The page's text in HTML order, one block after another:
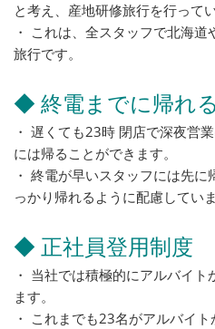
と考え、産地研修旅行を行ってい
・ これは、全スタッフで北海
旅行です。
◆ 終電までに帰れ
・ 遅くても23時 閉店で深夜営
には帰ることができます。
・ 終電が早いスタッフには先
っかり帰れるように配慮していま
◆ 正社員登用制度
・ 当社では積極的にアルバイ
ます。
・ これまでも23名がアルバイト